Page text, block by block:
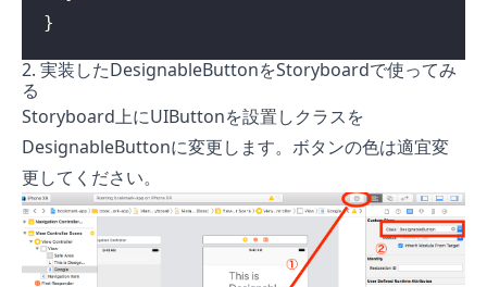
}
2. 実装したDesignableButtonをStoryboardで使ってみ
る
Storyboard上にUIButtonを設置しクラスを
DesignableButtonに変更します。ボタンの色は適宜変
更してください。